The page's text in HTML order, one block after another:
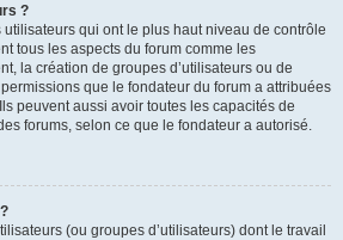
?
utilisateurs qui ont le plus haut niveau de contrôle
tous les aspects du forum comme les
la création de groupes d’utilisateurs ou de
que le fondateur du forum a attribuées
peuvent aussi avoir toutes les capacités de
forums, selon ce que le fondateur a autorisé.
(ou groupes d’utilisateurs) dont le travail